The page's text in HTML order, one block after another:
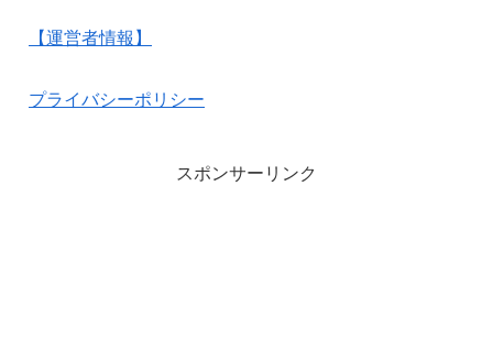
【運営者情報】
プライバシーポリシー
スポンサーリンク